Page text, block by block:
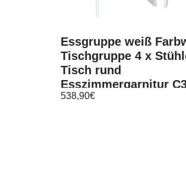
Essgruppe weiß
Tischgruppe 4 x
Tisch rund
Esszimmergarnitur
538,90€